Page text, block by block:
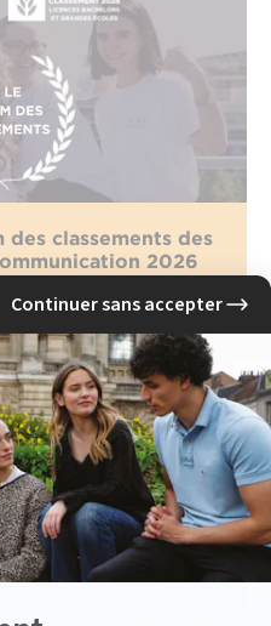
classements des
2026